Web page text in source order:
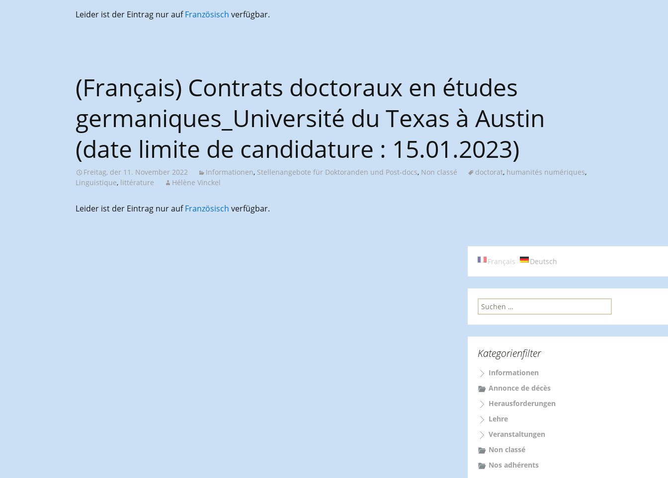
Leider ist der Eintrag nur aufFranzösisch verfügbar.
(Français) Contrats doctoraux en études
germaniques_Université du Texas à Austin
(date limite de candidature : 15.01.2023)
Freitag, der 11. November 2022 Informationen, Stellenangebote für Doktoranden und Post-docs, Non classé doctorat, humanités numériques,
Linguistique, littérature Hélène Vinckel
Leider ist der Eintrag nur aufFranzösisch verfügbar.
Français Deutsch
u
c
h
n
a
c
Kategorienfilter
Informationen
Annonce de décès
Herausforderungen
Lehre
Veranstaltungen
Non classé
Nos adhérents